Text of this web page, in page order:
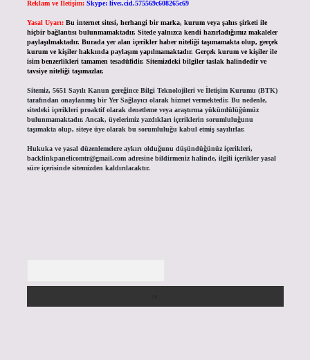
Reklam ve İletişim: Skype: live:.cid.575569c608265c69
Yasal Uyarı: Bu internet sitesi, herhangi bir marka, kurum veya şahıs şirketi ile
hiçbir bağlantısı bulunmamaktadır. Sitede yalnızca kendi hazırladığımız makaleler
paylaşılmaktadır. Burada yer alan içerikler haber niteliği taşımamakta olup, gerçek
kurum ve kişiler hakkında paylaşım yapılmamaktadır. Gerçek kurum ve kişiler ile
isim benzerlikleri tamamen tesadüfidir. Sitemizdeki bilgiler taslak halindedir ve
tavsiye niteliği taşımazlar.
Sitemiz, 5651 Sayılı Kanun gereğince Bilgi Teknolojileri ve İletişim Kurumu (BTK)
tarafından onaylanmış bir Yer Sağlayıcı olarak hizmet vermektedir. Bu nedenle,
sitedeki içerikleri proaktif olarak denetleme veya araştırma yükümlülüğümüz
bulunmamaktadır. Ancak, üyelerimiz yazdıkları içeriklerin sorumluluğunu
taşımakta olup, siteye üye olarak bu sorumluluğu kabul etmiş sayılırlar.
Hukuka ve yasal düzenlemelere aykırı olduğunu düşündüğünüz içerikleri,
backlinkpanelicomtr@gmail.comadresine bildirmeniz halinde, ilgili içerikler yasal
süre içerisinde sitemizden kaldırılacaktır.